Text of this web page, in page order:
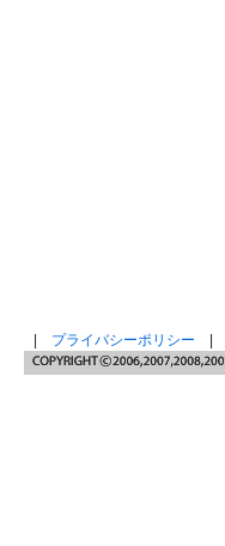
プライバシーポリシー